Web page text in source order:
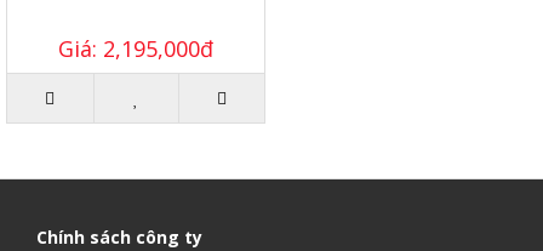
Giá: 2,195,000đ
Chính sách công ty